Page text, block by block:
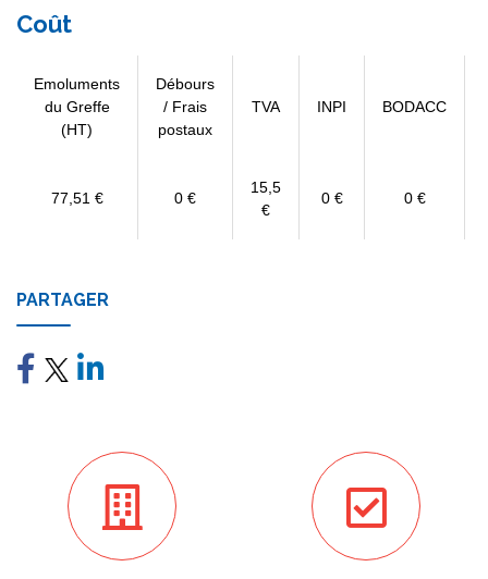
Coût
Emoluments
du Greffe
(HT)
Débours
/ Frais
postaux
TVA INPI BODACC
77,51 € 0 €
15,5
€
0 € 0 €
PARTAGER